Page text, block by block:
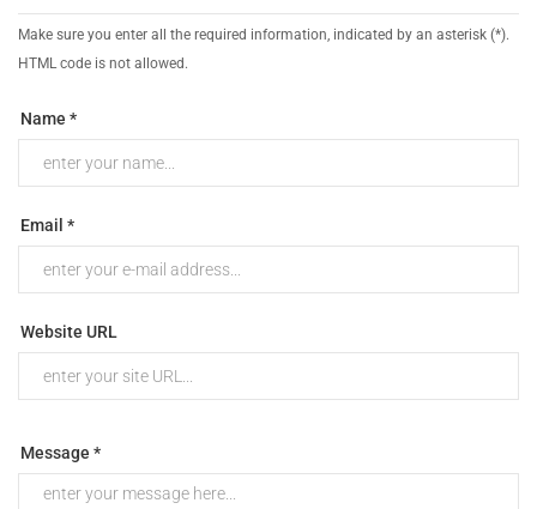
Make sure you enter all the required information, indicated by an asterisk (*).
HTML code is not allowed.
Name *
Email *
Website URL
Message *